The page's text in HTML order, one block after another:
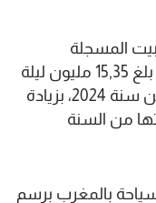
المسجلة
بمؤسسات الإيواء السياحي المصنفة بلغ 15,35 مليون ليلة
مبيت خلال الأشهر السبعة الأولى من سنة 2024، بزيادة
ذاتها من السنة
بالمغرب برسم